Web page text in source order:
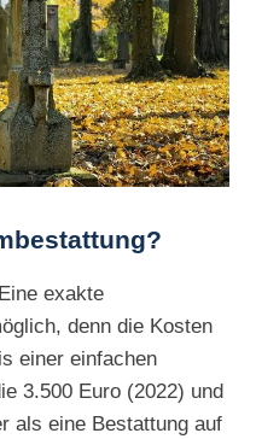
exakte
denn die Kosten
einer einfachen
3.500 Euro (2022) und
als eine Bestattung auf